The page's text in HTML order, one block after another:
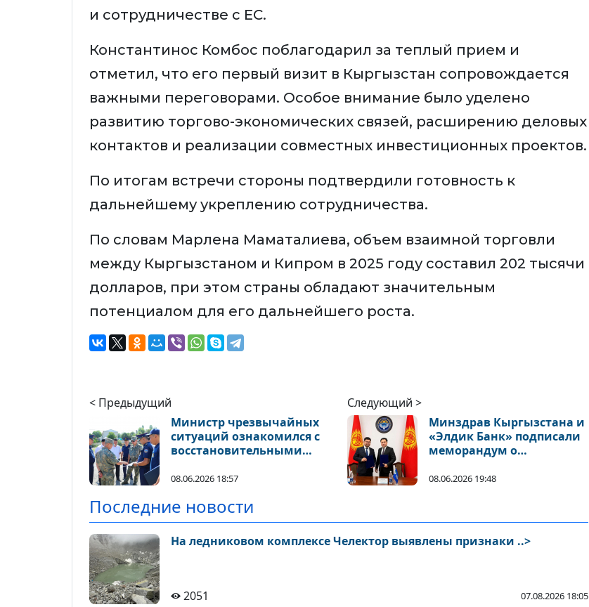
и сотрудничестве с ЕС.
Константинос Комбос поблагодарил за теплый прием и
отметил, что его первый визит в Кыргызстан сопровождается
важными переговорами. Особое внимание было уделено
развитию торгово-экономических связей, расширению деловых
контактов и реализации совместных инвестиционных проектов.
По итогам встречи стороны подтвердили готовность к
дальнейшему укреплению сотрудничества.
По словам Марлена Маматалиева, объем взаимной торговли
между Кыргызстаном и Кипром в 2025 году составил 202 тысячи
долларов, при этом страны обладают значительным
потенциалом для его дальнейшего роста.
< Предыдущий
Министр чрезвычайных
ситуаций ознакомился с
восстановительными
08.06.2026 18:57
Следующий >
Минздрав Кыргызстана и
«Элдик Банк» подписали
меморандум о
08.06.2026 19:48
Последние новости
На ледниковом комплексе Челектор выявлены признаки ..>
2051 07.08.2026 18:05